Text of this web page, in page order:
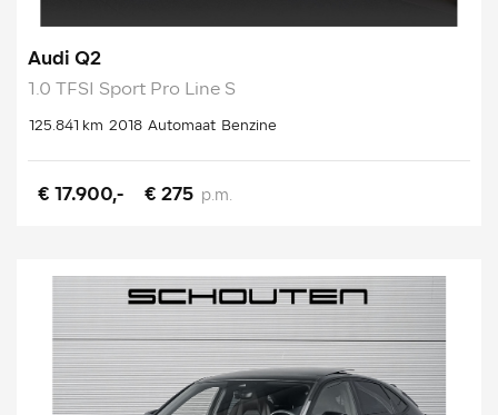
Audi Q2
1.0 TFSI Sport Pro Line S
125.841 km 2018 Automaat Benzine
€ 17.900,- € 275 p.m.